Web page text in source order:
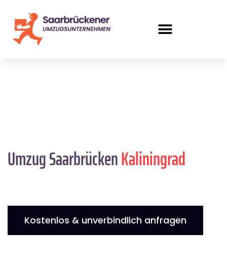
Umzug SaarbrückenKaliningrad
Kostenlos & unverbindlich anfragen